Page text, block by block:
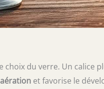
du verre. Un calice
aération et favorise le